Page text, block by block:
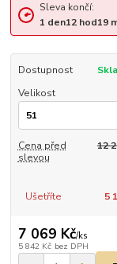
Sleva končí:
1 den12hod19
Dostupnost
Velikost
Cena před
slevou
12
Ušetříte
5
7 069 Kč/ks
5 842 Kč bez DPH